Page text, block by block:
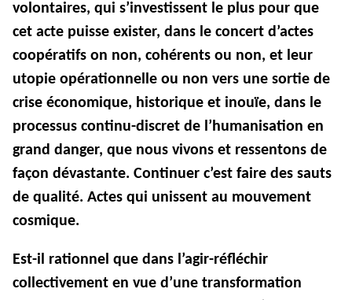
volontaires, qui s’investissent le plus pour que
cet acte puisse exister, dans le concert d’actes
coopératifs on non, cohérents ou non, et leur
utopie opérationnelle ou non vers une sortie de
crise économique, historique et inouïe, dans le
processus continu-discret de l’humanisation en
grand danger, que nous vivons et ressentons de
façon dévastante. Continuer c’est faire des sauts
de qualité. Actes qui unissent au mouvement
cosmique.
Est-il rationnel que dans l’agir-réfléchir
collectivement en vue d’une transformation